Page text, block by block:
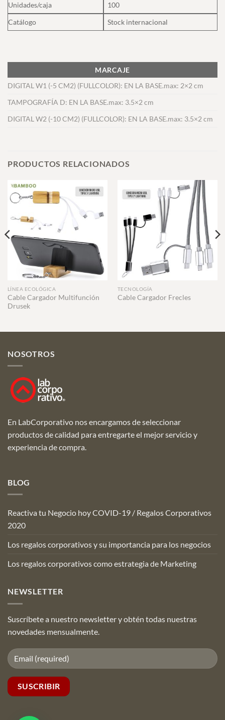
Unidades/caja
100
Catálogo
Stock internacional
MARCAJE
DIGITAL W1 (-5 CM2) (FULLCOLOR): EN LA BASE.max: 2×2 cm
TAMPOGRAFÍA D: EN LA BASE.max: 3.5×2 cm
DIGITAL W2 (-10 CM2) (FULLCOLOR): EN LA BASE.max: 3.5×2 cm
PRODUCTOS RELACIONADOS
LÍNEA ECOLÓGICA
Cable Cargador Multifunción
Drusek
TECNOLOGÍA
Cable Cargador Frecles
NOSOTROS
En LabCorporativo nos encargamos de seleccionar
productos de calidad para entregarte el mejor servicio y
experiencia de compra.
BLOG
Reactiva tu Negocio hoy COVID-19 / Regalos Corporativos
2020
Los regalos corporativos y su importancia para los negocios
Los regalos corporativos como estrategia de Marketing
NEWSLETTER
Suscríbete a nuestro newsletter y obtén todas nuestras
novedades mensualmente.